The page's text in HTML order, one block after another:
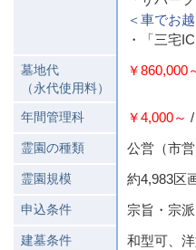
＜車でお
・「三宅
墓地代
（永代使用料）
￥860,000
年間管理科 ￥4,000～
霊園の種類 公営（市
霊園規模 約4,983区
申込条件 宗旨・宗
建墓条件 和型可、